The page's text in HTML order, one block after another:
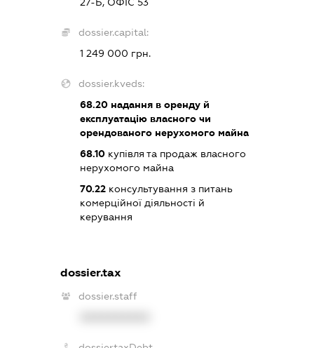
dossier.capital:
1 249 000 грн.
dossier.kveds:
68.20надання в оренду й
експлуатацію власного чи
орендованого нерухомого майна
68.10купівля та продаж власного
нерухомого майна
70.22консультування з питань
комерційної діяльності й
керування
dossier.tax
dossier.staff